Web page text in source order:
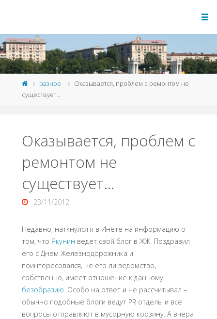
разное
Оказывается, проблем с ремонтом не
существует…
Оказывается, проблем с
ремонтом не
существует…
23/11/2012
Недавно, наткнулся я в Инете на информацию о
том, что Якунин ведет свой блог в ЖЖ. Поздравил
его с Днем Железнодорожника и
поинтересовался, не его ли ведомство,
собственно, имеет отношение к данному
безобразию . Особо на ответ и не рассчитывал –
обычно подобные блоги ведут PR отделы и все
вопросы отправляют в мусорную корзину. А вчера